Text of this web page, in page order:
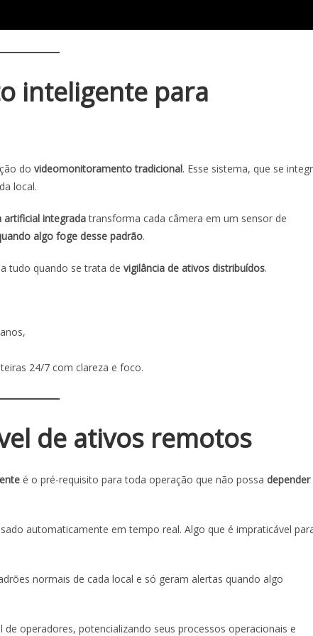
inteligente para
do videomonitoramento tradicional. Esse sistema, que se
local.
artificial integradatransforma cada câmera em um sensor de
algo foge desse padrão.
tudo quando se trata de vigilância de ativos distribuídos.
24/7 com clareza e foco.
de ativos remotos
é o pré-requisito para toda operação que não possa depender
automaticamente em tempo real. Algo que é impraticável
normais de cada local e só geram alertas quando algo
operadores, potencializando seus processos operacionais e